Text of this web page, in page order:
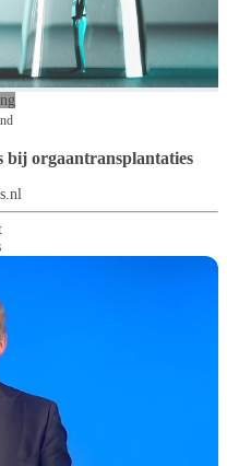
bij orgaantransplantaties